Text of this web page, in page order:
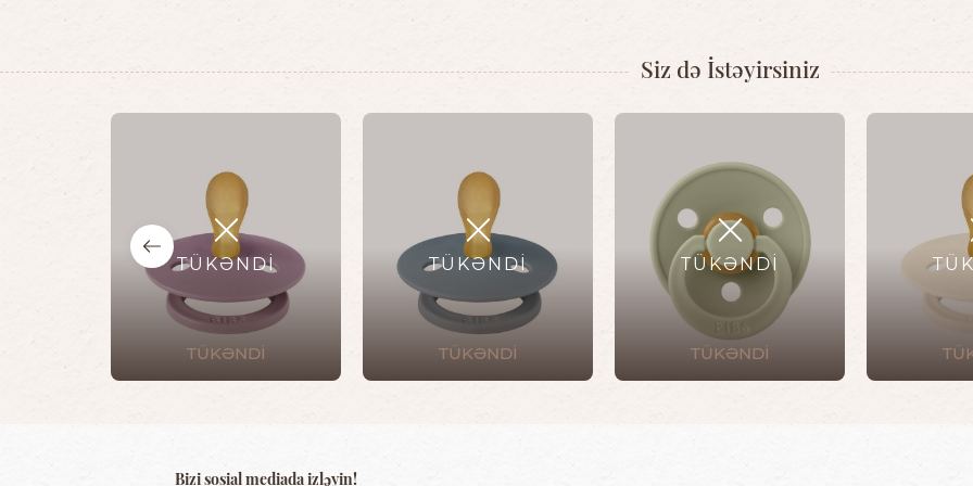
Siz də İstəyirsiniz
TÜKƏNDİ
TÜKƏNDİ
TÜKƏNDİ
TÜKƏNDİ
TÜKƏNDİ
TÜKƏNDİ
Bizi sosial mediada izləyin!